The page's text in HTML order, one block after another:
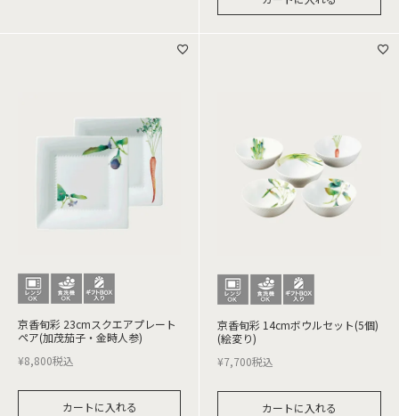
京香旬彩 23cmスクエアプレート
ペア(加茂茄子・金時人参)
¥8,800税込
カートに入れる
京香旬彩 14cmボウルセット(5個)
(絵変り)
¥7,700税込
カートに入れる